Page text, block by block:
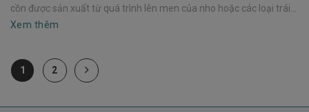
cồn được sản xuất từ quá trình lên men của nho hoặc các loại trái...
Xem thêm
1 2